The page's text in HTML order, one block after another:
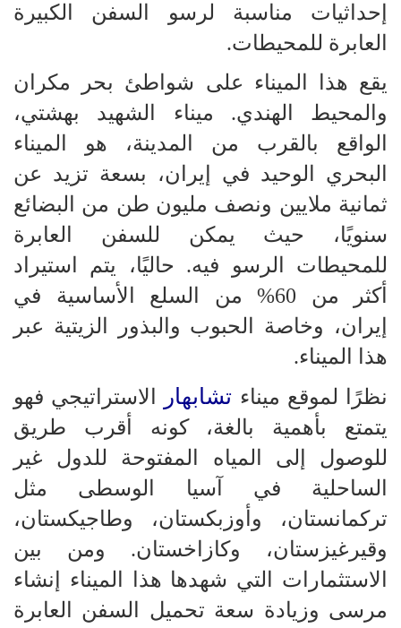
إحداثيات مناسبة لرسو السفن الكبيرة
العابرة للمحيطات.
يقع هذا الميناء على شواطئ بحر مكران
والمحيط الهندي. ميناء الشهيد بهشتي،
الواقع بالقرب من المدينة، هو الميناء
البحري الوحيد في إيران، بسعة تزيد عن
ثمانية ملايين ونصف مليون طن من البضائع
سنويًا، حيث يمكن للسفن العابرة
للمحيطات الرسو فيه. حاليًا، يتم استيراد
أكثر من 60% من السلع الأساسية في
إيران، وخاصة الحبوب والبذور الزيتية عبر
هذا الميناء.
نظرًا لموقع ميناء تشابهار
الاستراتيجي فهو
يتمتع بأهمية بالغة، كونه أقرب طريق
للوصول إلى المياه المفتوحة للدول غير
الساحلية في آسيا الوسطى مثل
تركمانستان، وأوزبكستان، وطاجيكستان،
وقيرغيزستان، وكازاخستان. ومن بين
الاستثمارات التي شهدها هذا الميناء إنشاء
مرسى وزيادة سعة تحميل السفن العابرة